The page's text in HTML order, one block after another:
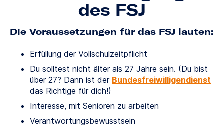
des FSJ
Die Voraussetzungen für das FSJ lauten:
Erfüllung der Vollschulzeitpflicht
Du solltest nicht älter als 27 Jahre sein. (Du bist
über 27? Dann ist der Bundesfreiwilligendienst
das Richtige für dich!)
Interesse, mit Senioren zu arbeiten
Verantwortungsbewusstsein